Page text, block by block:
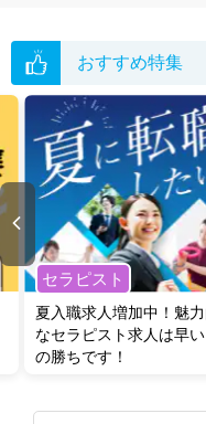
い。
おすすめ特集
セラピスト
夏入職求人増加中！魅
なセラピスト求人は早い
の勝ちです！